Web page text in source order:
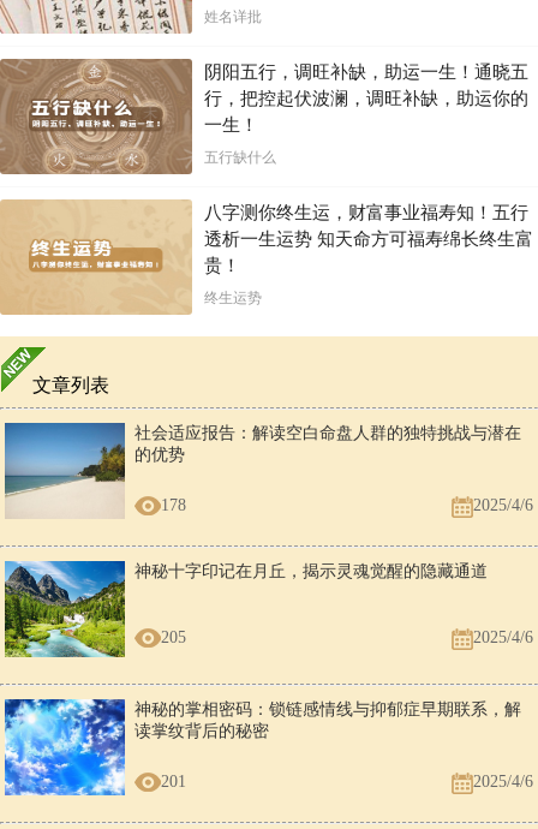
姓名详批
阴阳五行，调旺补缺，助运一生！通晓五
行，把控起伏波澜，调旺补缺，助运你的
一生！
五行缺什么
八字测你终生运，财富事业福寿知！五行
透析一生运势 知天命方可福寿绵长终生富
贵！
终生运势
文章列表
社会适应报告：解读空白命盘人群的独特挑战与潜在
的优势
178 2025/4/6
神秘十字印记在月丘，揭示灵魂觉醒的隐藏通道
205 2025/4/6
神秘的掌相密码：锁链感情线与抑郁症早期联系，解
读掌纹背后的秘密
201 2025/4/6